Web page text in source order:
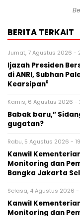
BERITA TERKAIT
Jumat, 7 Agustus 2026 -
Ijazah Presiden
di ANRI, Subhan
Kearsipan⁰
Kamis, 6 Agustus 2026 -
Babak baru,”
gugatan?
Rabu, 5 Agustus 2026 -
Kanwil
Monitoring dan
Bangka Jakarta
Selasa, 4 Agustus 2026 -
Kanwil
Monitoring dan